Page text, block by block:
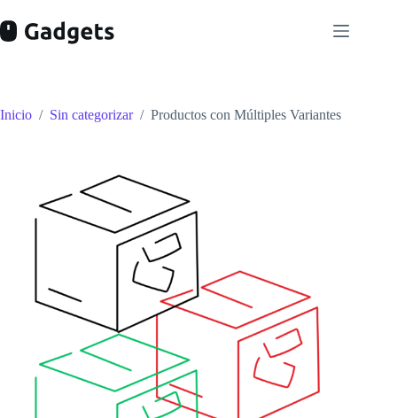
al
contenido
Inicio / Sin categorizar / Productos con Múltiples Variantes